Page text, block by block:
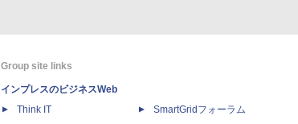
Group site links
インプレスのビジネスWeb
Think IT
SmartGridフォーラム